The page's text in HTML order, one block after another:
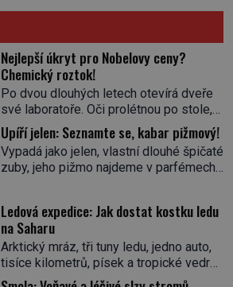
Nejlepší úkryt pro Nobelovy ceny?
Chemický roztok!
Po dvou dlouhých letech otevírá dveře
své laboratoře. Oči prolétnou po stole,
aby pak ulpěly na regálu, kde se nachází
všemožné látky. Hledá žluto-oranžovou
tekutinu, jakmile ji zahlédne, nesmírně
se mu uleví. Teď může svůj plán
skrývá směs s názvem lučavka
královská. Svůj přídomek nemá pro nic
za nic, […]
Upíří jelen: Seznamte se, kabar pižmový!
Vypadá jako jelen, vlastní dlouhé špičaté
zuby, jeho pižmo najdeme v parfémech
jediného zástupce zvířecí říše – kabara
pižmového. V Evropě ho jako první
popíše švédský botanik Carl Linné
(1707–1778), jenže v Asii o něm ví už
celá staletí. Zvíře připomíná jelena,
Ledová expedice: Jak dostat kostku ledu
na Saharu
Arktický mráz, tři tuny ledu, jedno auto,
tisíce kilometrů, písek a tropické vedro.
To je ve zkratce zdánlivě nesplnitelná